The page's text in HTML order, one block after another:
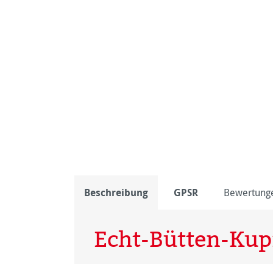
Beschreibung GPSR
Echt-Bütten-